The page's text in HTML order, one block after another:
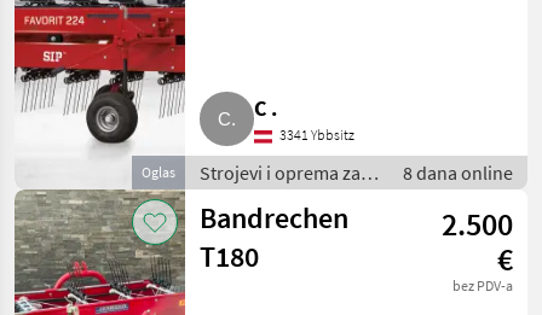
Oglas
C .
3341 Ybbsitz
Strojevi i oprema za
travu i baliranje /
Brdski strojevi
8 dana online
Bandrechen
T180
2.500
€
bez PDV-a